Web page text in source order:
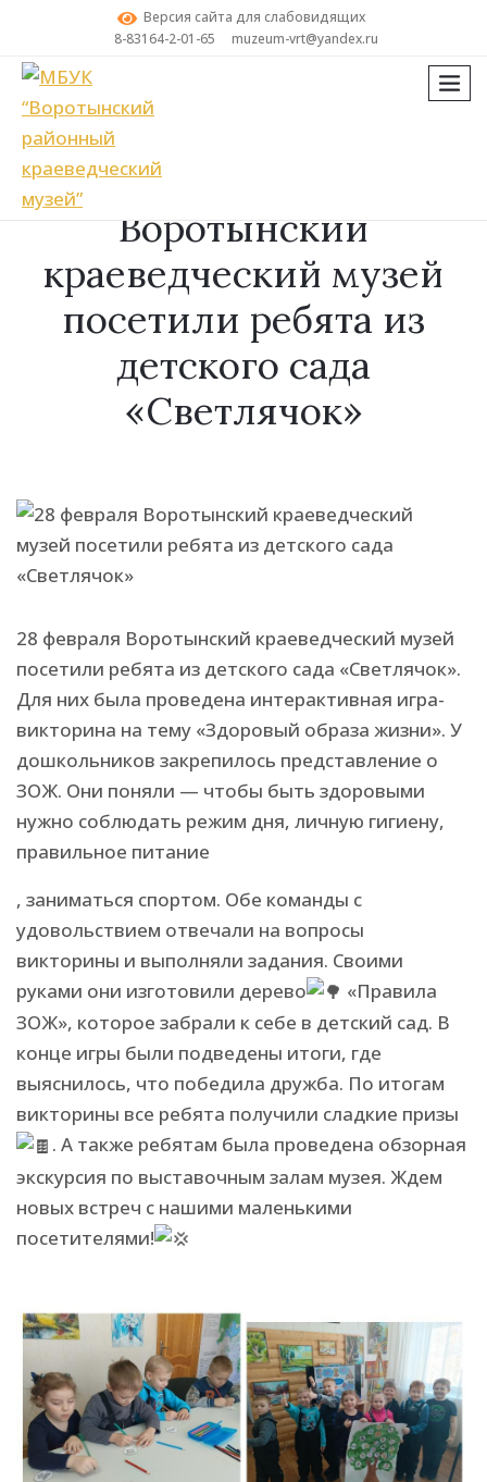
Версия сайта для слабовидящих
8-83164-2-01-65
muzeum-vrt@yandex.ru
Поиск
28 февраля
Воротынский
краеведческий музей
посетили ребята из
детского сада
«Светлячок»
28 февраля Воротынский краеведческий музей
посетили ребята из детского сада «Светлячок».
Для них была проведена интерактивная игра-
викторина на тему «Здоровый образа жизни». У
дошкольников закрепилось представление о
ЗОЖ. Они поняли — чтобы быть здоровыми
нужно соблюдать режим дня, личную гигиену,
правильное питание
, заниматься спортом. Обе команды с
удовольствием отвечали на вопросы
викторины и выполняли задания. Своими
руками они изготовили дерево
«Правила
ЗОЖ», которое забрали к себе в детский сад. В
конце игры были подведены итоги, где
выяснилось, что победила дружба. По итогам
викторины все ребята получили сладкие призы
. А также ребятам была проведена обзорная
экскурсия по выставочным залам музея. Ждем
новых встреч с нашими маленькими
посетителями!